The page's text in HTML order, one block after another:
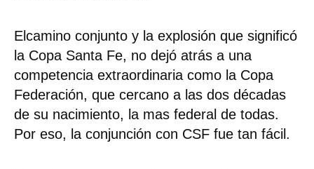
Elcamino conjunto y la explosión que significó
la Copa Santa Fe, no dejó atrás a una
competencia extraordinaria como la Copa
Federación, que cercano a las dos décadas
de su nacimiento, la mas federal de todas.
Por eso, la conjunción con CSF fue tan fácil.